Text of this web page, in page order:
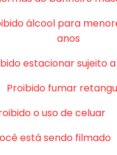
álcool para
anos
estacionar sujeito
Proibido fumar
o uso de celuar
está sendo filmado